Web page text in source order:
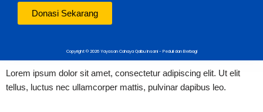
Donasi Sekarang
Copyright © 2026 Yayasan Cahaya Qalbu Insani - Peduli dan Berbagi
Lorem ipsum dolor sit amet, consectetur adipiscing elit. Ut elit
tellus, luctus nec ullamcorper mattis, pulvinar dapibus leo.